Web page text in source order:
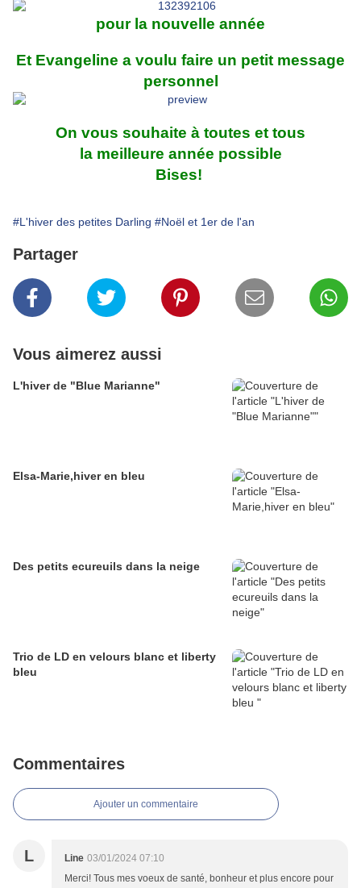
pour la nouvelle année
Et Evangeline a voulu faire un petit message
personnel
On vous souhaite à toutes et tous
la meilleure année possible
Bises!
#L'hiver des petites Darling #Noël et 1er de l'an
Partager
Vous aimerez aussi
L'hiver de "Blue Marianne"
Elsa-Marie,hiver en bleu
Des petits ecureuils dans la neige
Trio de LD en velours blanc et liberty
bleu
Commentaires
Ajouter un commentaire
L Line 03/01/2024 07:10
Merci! Tous mes voeux de santé, bonheur et plus encore pour